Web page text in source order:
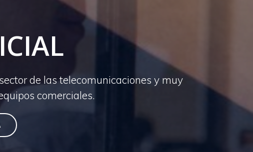
de las telecomunicaciones y muy
comerciales.